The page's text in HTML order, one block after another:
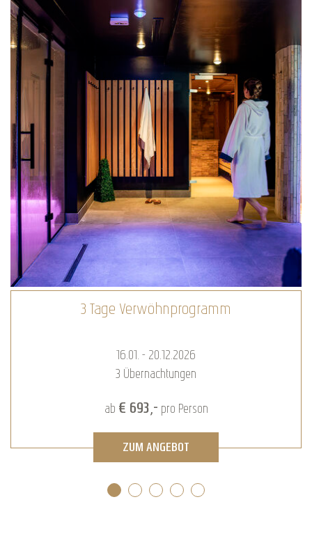
3 Tage Verwöhnprogramm
16.01. - 20.12.2026
3 Übernachtungen
ab € 693,- pro Person
ZUM ANGEBOT